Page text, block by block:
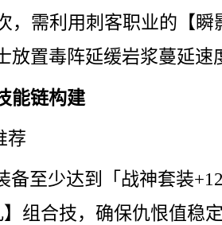
，需利用刺客职业的【
放置毒阵延缓岩浆蔓延速
能链构建
荐
备至少达到「战神套装
组合技，确保仇恨值稳